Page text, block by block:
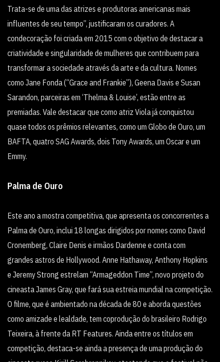
Trata-se de uma das atrizes e produtoras americanas mais
influentes de seu tempo”, justificaram os curadores. A
condecoração foi criada em 2015 com o objetivo de destacar a
criatividade e singularidade de mulheres que contribuem para
transformar a sociedade através da arte e da cultura. Nomes
como Jane Fonda (“Grace and Frankie”), Geena Davis e Susan
Sarandon, parceiras em ‘Thelma & Louise’, estão entre as
premiadas. Vale destacar que como atriz Viola já conquistou
quase todos os prêmios relevantes, como um Globo de Ouro, um
BAFTA, quatro SAG Awards, dois Tony Awards, um Oscar e um
Emmy.
Palma de Ouro
Este ano a mostra competitiva, que apresenta os concorrentes a
Palma de Ouro, inclui 18 longas dirigidos por nomes como David
Cronemberg, Claire Denis e irmãos Dardenne e conta com
grandes astros de Hollywood. Anne Hathaway, Anthony Hopkins
e Jeremy Strong estrelam “Armageddon Time”, novo projeto do
cineasta James Gray, que fará sua estreia mundial na competição.
O filme, que é ambientado na década de 80 e aborda questões
como amizade e lealdade, tem coprodução do brasileiro Rodrigo
Teixeira, à frente da RT Features. Ainda entre os títulos em
competição, destaca-se ainda a presença de uma produção do